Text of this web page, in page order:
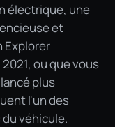
électrique, une
et
Explorer
ou que vous
plus
l'un des
véhicule.